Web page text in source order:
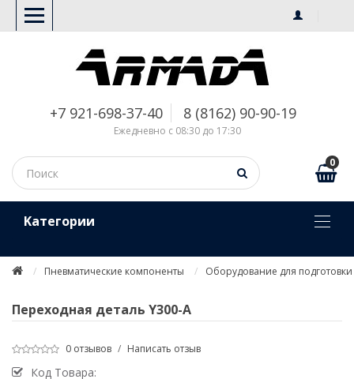
+7 921-698-37-40 8 (8162) 90-90-19
Ежедневно с 08:30 до 17:30
0
Kатегории
Пневматические компоненты Оборудование для подготовки
Переходная деталь Y300-A
0 отзывов / Написать отзыв
Код Товара: